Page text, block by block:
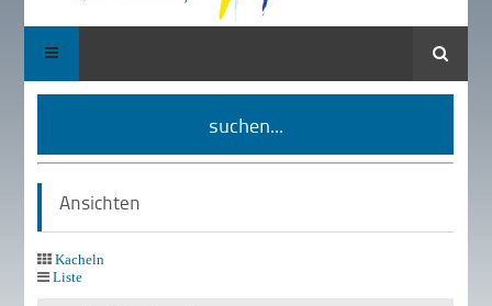
Suche
suchen...
Ansichten
Kacheln
Liste